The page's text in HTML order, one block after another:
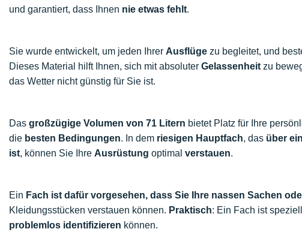
und garantiert, dass Ihnen nie etwas fehlt.
Sie wurde entwickelt, um jeden Ihrer Ausflüge zu begleitet, und
Dieses Material hilft Ihnen, sich mit absoluter Gelassenheit zu
das Wetter nicht günstig für Sie ist.
Das großzügige Volumen von 71 Litern bietet Platz für Ihre
die besten Bedingungen. In dem riesigen Hauptfach, das über
ist, können Sie Ihre Ausrüstung optimal verstauen.
Ein Fach ist dafür vorgesehen, dass Sie Ihre nassen Sachen
Kleidungsstücken verstauen können. Praktisch: Ein Fach ist
problemlos identifizieren können.